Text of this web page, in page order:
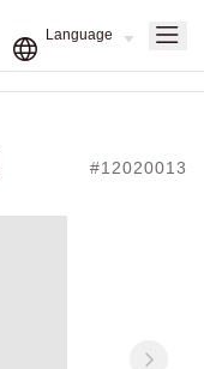
#12020013